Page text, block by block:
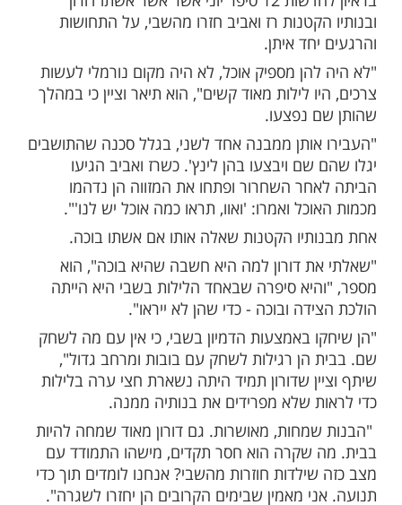
הקטנות חזרו מהשבי: "מישהו התמודד עם מצב כזה
מהשבי?"
עוד תוכן חדש ומפתיע! התחברו לכל
שלנו בתהיליםבלחיצה כאן >>>​
בראיון לחדשות 12 סיפר יוני אשר אשר אשתו דורון
רז ואביב חזרו מהשבי, על התחושות
איתן.
מספיק אוכל, לא היה מקום נורמלי לעשות
לילות מאוד קשים", הוא תיאר וציין כי במהלך
נפצעו.
ממבנה אחד לשני, בגלל סכנה שהתושבים
ויבצעו בהן לינץ'. כשרז ואביב הגיעו
השחרור ופתחו את המזווה הן נדהמו
ואמרו: 'ואוו, תראו כמה אוכל יש לנו'".
הקטנות שאלה אותו אם אשתו בוכה.